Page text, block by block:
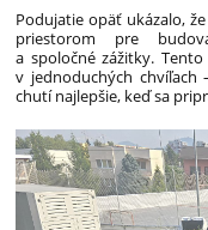
Podujatie opäť ukázalo,
priestorom pre
a spoločné zážitky.
v jednoduchých chvíľach
chutí najlepšie, keď sa